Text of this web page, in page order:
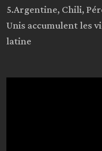
5.Argentine, Chili,
Unis accumulent les
latine